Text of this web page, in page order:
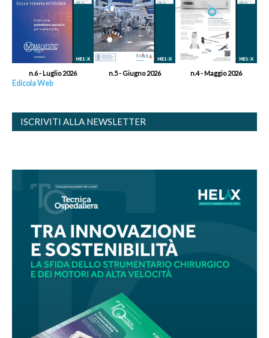
n.6 - Luglio 2026 n.5 - Giugno 2026 n.4 - Maggio 2026
Edicola Web
ISCRIVITI ALLA NEWSLETTER